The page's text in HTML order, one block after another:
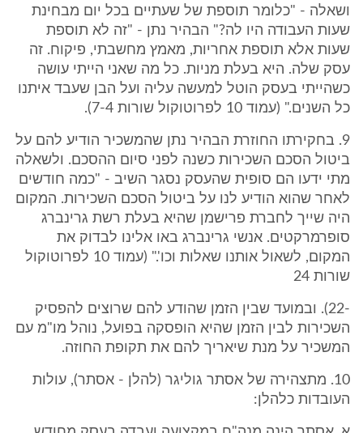
ושאלה - "כלומר תוספת של שעתיים בכל יום מבחינת
שעות העבודה היו לה?" הבהיר נתן - "זה לא תוספת
שעות אלא תוספת אחריות, מאמץ מחשבתי, פיקוח. זה
עסק שלה. היא בעלת מניות. כל מה שאני הייתי עושה
כשהייתי בעסק הוטל למעשה עליה ועל הבן שעבד איתנו
כל השנים." (עמוד 10 לפרוטוקול שורות 7-4).
9. בחקירתו החוזרת הבהיר נתן שהמשכיר הודיע להם על
ביטול הסכם השכירות כשנה לפני סיום ההסכם. ולשאלה
מתי ידעו הם סופית שהעסק נסגר השיב - "כמה חודשים
לאחר שהוא הודיע לנו על ביטול הסכם השכירות. המקום
היה שייך לחברת פרישמן שהיא בעלת רשת גרינברג
סופרמרקטים. אנשי גרינברג באו אלינו לבדוק את
המקום, לשאול אותנו שאלות וכו'." (עמוד 10 לפרוטוקול
שורות 24
-22). ובמועד שבין הזמן שהודע להם שרוצים להפסיק
השכירות לבין הזמן שהיא הופסקה בפועל, נוהל מו"מ עם
המשכיר על מנת שיאריך להם את תקופת החוזה.
10. מתצהירה של אסתר גוליגר (להלן - אסתר), עולות
העובדות כלהלן: